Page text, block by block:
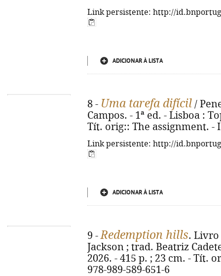
Link persistente: http://
ADICIONAR À LISTA
8 - Uma tarefa difícil /
Campos. - 1ª ed. - Lisboa :
Tít. orig:: The assignment. -
Link persistente: http://
ADICIONAR À LISTA
9 -Redemption hills. Livro
Jackson ; trad. Beatriz
2026. - 415 p. ; 23 cm. - Tít.
978-989-589-651-6